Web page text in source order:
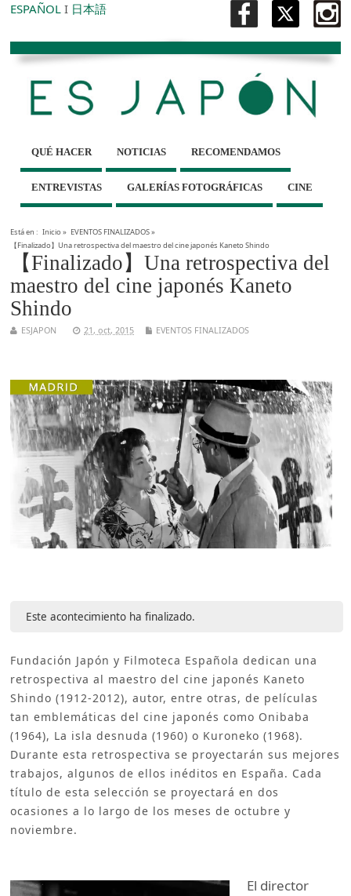
ESPAÑOL I 日本語
QUÉ HACER NOTICIAS RECOMENDAMOS
ENTREVISTAS GALERÍAS FOTOGRÁFICAS CINE
Está en : Inicio» EVENTOS FINALIZADOS»
【Finalizado】Una retrospectiva del maestro del cine japonés Kaneto Shindo
【Finalizado】Una retrospectiva del
maestro del cine japonés Kaneto
Shindo
ESJAPON 21, oct, 2015 EVENTOS FINALIZADOS
Este acontecimiento ha finalizado.
Fundación Japón y Filmoteca Española dedican una
retrospectiva al maestro del cine japonés Kaneto
Shindo (1912-2012), autor, entre otras, de películas
tan emblemáticas del cine japonés como Onibaba
(1964), La isla desnuda (1960) o Kuroneko (1968).
Durante esta retrospectiva se proyectarán sus mejores
trabajos, algunos de ellos inéditos en España. Cada
título de esta selección se proyectará en dos
ocasiones a lo largo de los meses de octubre y
noviembre.
El director